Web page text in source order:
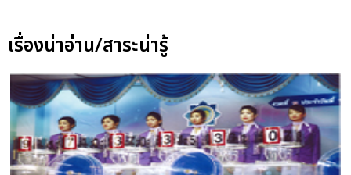
เรื่องน่าอ่าน/สาระน่ารู้